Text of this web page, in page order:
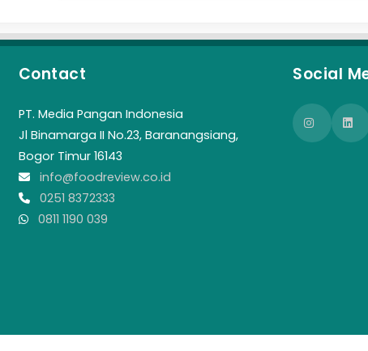
Contact
PT. Media Pangan Indonesia
Jl Binamarga II No.23, Baranangsiang,
Bogor Timur 16143
info@foodreview.co.id
0251 8372333
0811 1190 039
Social